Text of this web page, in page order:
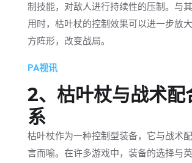
制技能，对敌人进行持续性的压制。与
用时，枯叶杖的控制效果可以进一步放
方阵形，改变战局。
PA视讯
2、枯叶杖与战术配
系
枯叶杖作为一种控制型装备，它与战术
言而喻。在许多游戏中，装备的选择与